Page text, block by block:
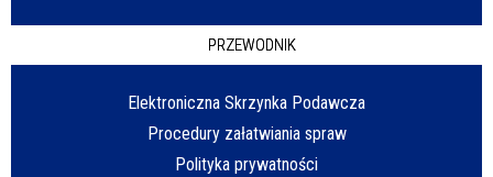
PRZEWODNIK
Elektroniczna Skrzynka Podawcza
Procedury załatwiania spraw
Polityka prywatności